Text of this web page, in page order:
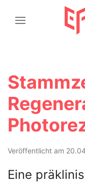
Veröffentlicht am
Eine